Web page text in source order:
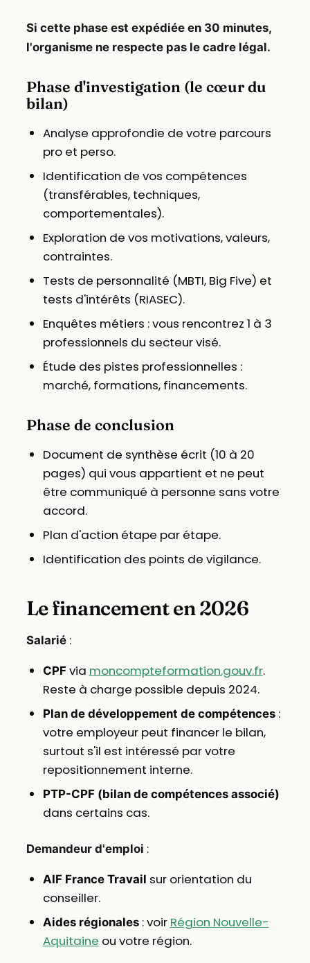
Si cette phase est expédiée en 30 minutes,
l'organisme ne respecte pas le cadre légal.
Phase d'investigation (le cœur du
bilan)
Analyse approfondie de votre parcours
pro et perso.
Identification de vos compétences
(transférables, techniques,
comportementales).
Exploration de vos motivations, valeurs,
contraintes.
Tests de personnalité (MBTI, Big Five) et
tests d'intérêts (RIASEC).
Enquêtes métiers : vous rencontrez 1 à 3
professionnels du secteur visé.
Étude des pistes professionnelles :
marché, formations, financements.
Phase de conclusion
Document de synthèse écrit (10 à 20
pages) qui vous appartient et ne peut
être communiqué à personne sans votre
accord.
Plan d'action étape par étape.
Identification des points de vigilance.
Le financement en 2026
Salarié:
CPFvia moncompteformation.gouv.fr.
Reste à charge possible depuis 2024.
Plan de développement de compétences:
votre employeur peut financer le bilan,
surtout s'il est intéressé par votre
repositionnement interne.
PTP-CPF (bilan de compétences associé)
dans certains cas.
Demandeur d'emploi :
AIF France Travail sur orientation du
conseiller.
Aides régionales: voir Région Nouvelle-
Aquitaine ou votre région.